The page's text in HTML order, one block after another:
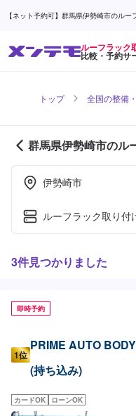
【ネット予約可】群馬県伊勢崎市のル
ルーフラック
比較・予約サ
トップ 全国の整備
群馬県伊勢崎市のル
付対応店舗紹介 (1ペ
伊勢崎市
ルーフラック取り付
3件見つかりました
即時予約
1位
PRIME AUTO
(持ち込み)
カードOK ローンOK